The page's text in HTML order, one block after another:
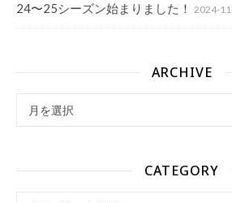
24〜25シーズン始まりました！ 2024-
ARCHIVE
CATEGORY